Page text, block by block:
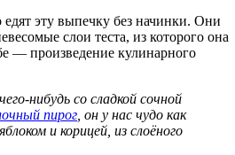
эту выпечку без начинки. Они
слои теста, из которого она
— произведение кулинарного
нибудь со сладкой сочной
пирог , он у нас чудо как
и корицей, из слоёного